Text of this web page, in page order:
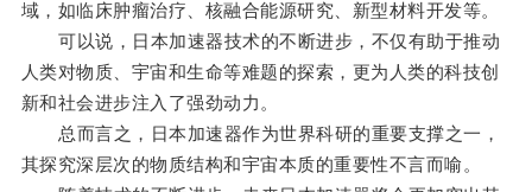
域，如临床肿瘤治疗、核融合能源研究、新型材料开发等。
可以说，日本加速器技术的不断进步，不仅有助于推动
人类对物质、宇宙和生命等难题的探索，更为人类的科技创
新和社会进步注入了强劲动力。
总而言之，日本加速器作为世界科研的重要支撑之一，
其探究深层次的物质结构和宇宙本质的重要性不言而喻。